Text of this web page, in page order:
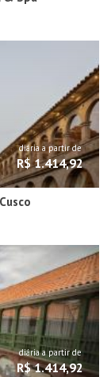
diária a partir de
R$ 1.414,92
diária a partir de
R$ 1.414,92